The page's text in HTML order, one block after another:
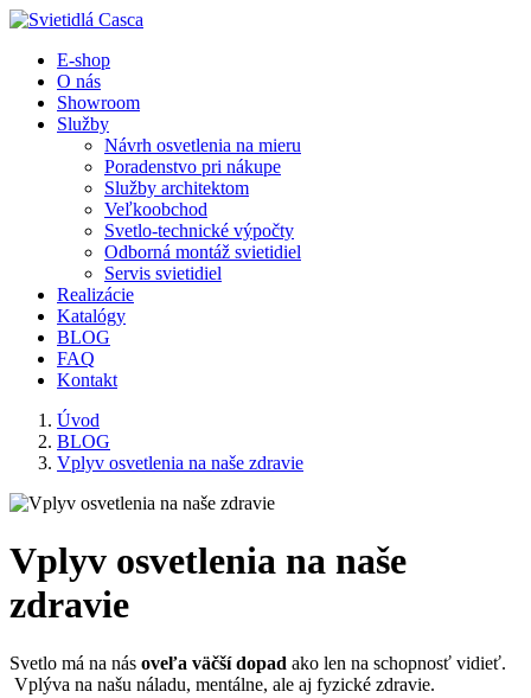
E-shop
O nás
Showroom
Služby
Návrh osvetlenia na mieru
Poradenstvo pri nákupe
Služby architektom
Veľkoobchod
Svetlo-technické výpočty
Odborná montáž svietidiel
Servis svietidiel
Realizácie
Katalógy
BLOG
FAQ
Kontakt
Úvod
BLOG
Vplyv osvetlenia na naše zdravie
Vplyv osvetlenia na naše
zdravie
Svetlo má na nás oveľa väčší dopad ako len na schopnosť vidieť.
Vplýva na našu náladu, mentálne, ale aj fyzické zdravie.